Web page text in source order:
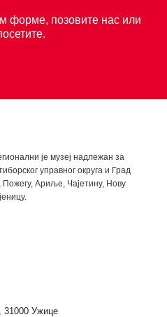
форме, позовите нас или
je музеј надлежан за
управног округа и Град
Ариље, Чајетину, Нову
31000 Ужице